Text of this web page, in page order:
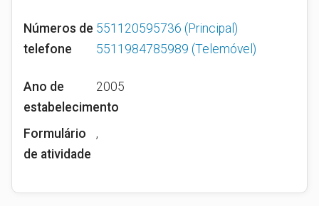
Números de
telefone
551120595736 (Principal)
5511984785989 (Telemóvel)
Ano de
estabelecimento
2005
Formulário
de atividade
,